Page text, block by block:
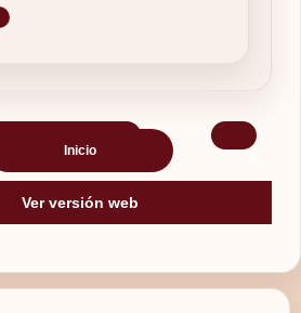
›
Inicio
Ver versión web